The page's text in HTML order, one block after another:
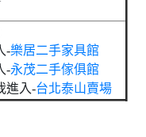
-樂居二手家具館
-永茂二手傢俱館
進入-台北泰山賣場